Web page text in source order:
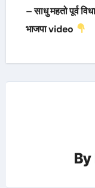
– साधु महतो पूर्व
भाजपा video
By